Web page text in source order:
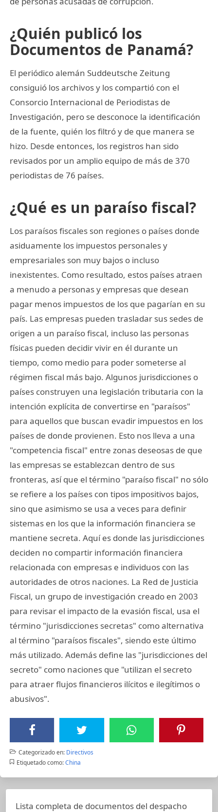
¿Quién publicó los
Documentos de Panamá?
El periódico alemán Suddeutsche Zeitung
consiguió los archivos y los compartió con el
Consorcio Internacional de Periodistas de
Investigación, pero se desconoce la identificación
de la fuente, quién los filtró y de que manera se
hizo. Desde entonces, los registros han sido
revisados por un amplio equipo de más de 370
periodistas de 76 países.
¿Qué es un paraíso fiscal?
Los paraísos fiscales son regiones o países donde
asiduamente los impuestos personales y
empresariales son muy bajos o incluso
inexistentes. Como resultado, estos países atraen
a menudo a personas y empresas que desean
pagar menos impuestos de los que pagarían en su
país. Las empresas pueden trasladar sus sedes de
origen a un paraíso fiscal, incluso las personas
físicas pueden decidir vivir en él durante un
tiempo, como medio para poder someterse al
régimen fiscal más bajo. Algunos jurisdicciones o
países construyen una legislación tributaria con la
intención explícita de convertirse en "paraísos"
para aquellos que buscan evadir impuestos en los
países de donde provienen. Esto nos lleva a una
"competencia fiscal" entre zonas deseosas de que
las empresas se establezcan dentro de sus
fronteras, así que el término "paraíso fiscal" no sólo
se refiere a los países con tipos impositivos bajos,
sino que asimismo se usa a veces para definir
sistemas en los que la información financiera se
mantiene secreta. Aquí es donde las jurisdicciones
deciden no compartir información financiera
relacionada con empresas e individuos con las
autoridades de otros naciones. La Red de Justicia
Fiscal, un grupo de investigación creado en 2003
para revisar el impacto de la evasión fiscal, usa el
término "jurisdicciones secretas" como alternativa
al término "paraísos fiscales", siendo este último
más utilizado. Además define las "jurisdicciones del
secreto" como naciones que "utilizan el secreto
para atraer flujos financieros ilícitos e ilegítimos o
abusivos".
Categorizado en: Directivos
Etiquetado como: China
Lista completa de documentos del despacho